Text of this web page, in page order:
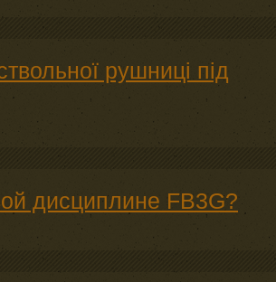
рушниці під
дисциплине FB3G?